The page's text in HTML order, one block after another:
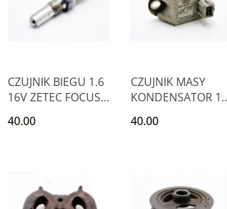
CZUJNIK BIEGU 1.6
16V ZETEC FOCUS I
40.00
CZUJNIK MASY
KONDENSATOR
PUMA
40.00